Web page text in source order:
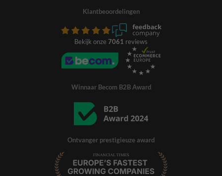
Klantbeoordelingen
Bekijk onze 7061 reviews
Winnaar Becom B2B Award
Ontvanger prestigieuze award